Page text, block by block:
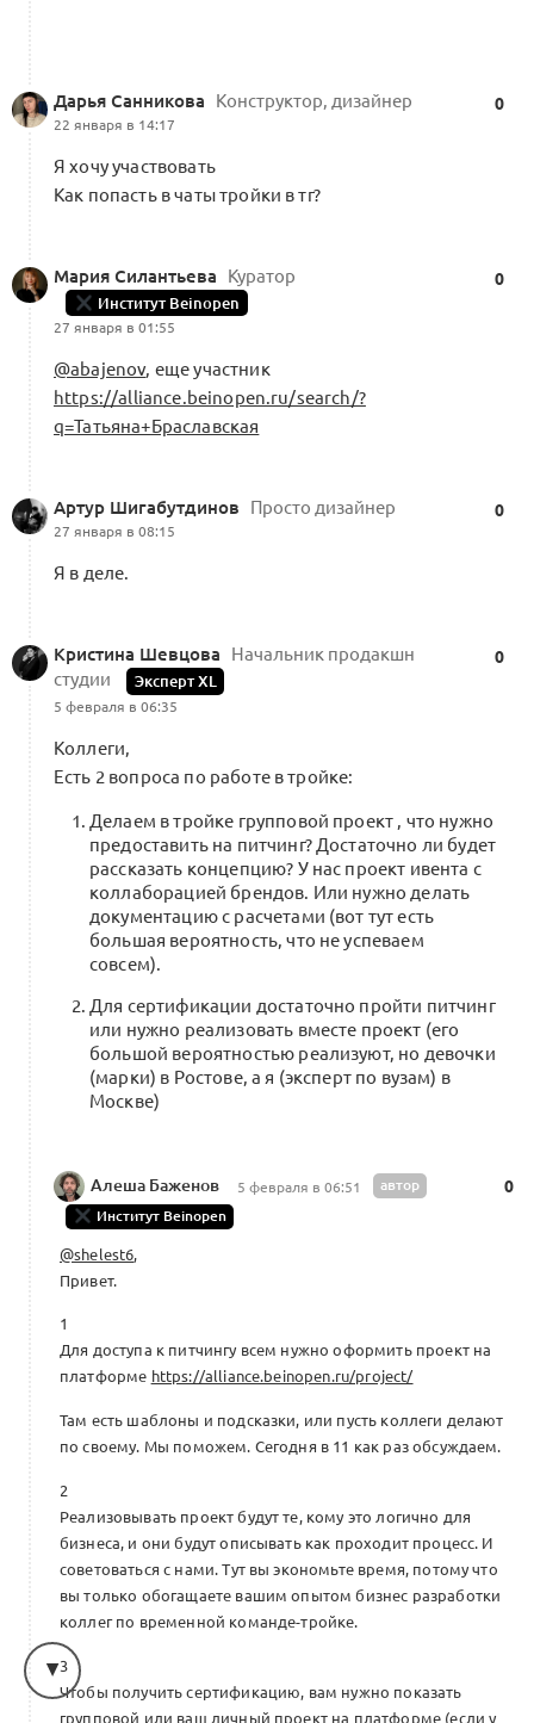
Дарья Санникова Конструктор, дизайнер
22 января в 14:17
0
Я хочу участвовать
Как попасть в чаты тройки в тг?
Мария Силантьева Куратор
Институт Beinopen
27 января в 01:55
0
@abajenov, еще участник
https://alliance.beinopen.ru/search/?
q=Татьяна+Браславская
Артур Шигабутдинов Просто дизайнер
27 января в 08:15
0
Я в деле.
Кристина Шевцова
Начальник продакшн
студии
Эксперт XL
5 февраля в 06:35
0
Коллеги,
Есть 2 вопроса по работе в тройке:
Делаем в тройке групповой проект , что нужно
предоставить на питчинг? Достаточно ли будет
рассказать концепцию? У нас проект ивента с
коллаборацией брендов. Или нужно делать
документацию с расчетами (вот тут есть
большая вероятность, что не успеваем
совсем).
Для сертификации достаточно пройти питчинг
или нужно реализовать вместе проект (его
большой вероятностью реализуют, но девочки
(марки) в Ростове, а я (эксперт по вузам) в
Москве)
Алеша Баженов 5 февраля в 06:51
автор
Институт Beinopen
0
@shelest6,
Привет.
1
Для доступа к питчингу всем нужно оформить проект на
платформе https://alliance.beinopen.ru/project/
Там есть шаблоны и подсказки, или пусть коллеги делают
по своему. Мы поможем. Сегодня в 11 как раз обсуждаем.
2
Реализовывать проект будут те, кому это логично для
бизнеса, и они будут описывать как проходит процесс. И
советоваться с нами. Тут вы экономьте время, потому что
вы только обогащаете вашим опытом бизнес разработки
коллег по временной команде-тройке.
3
Чтобы получить сертификацию, вам нужно показать
групповой или ваш личный проект на платформе (если у